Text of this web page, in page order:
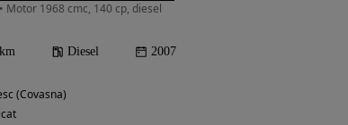
Motor 1968 cmc, 140 cp, diesel
Diesel 2007
(Covasna)